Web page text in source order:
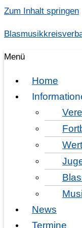
Zum Inhalt springen
Menü
Home
News
Termine
Juni